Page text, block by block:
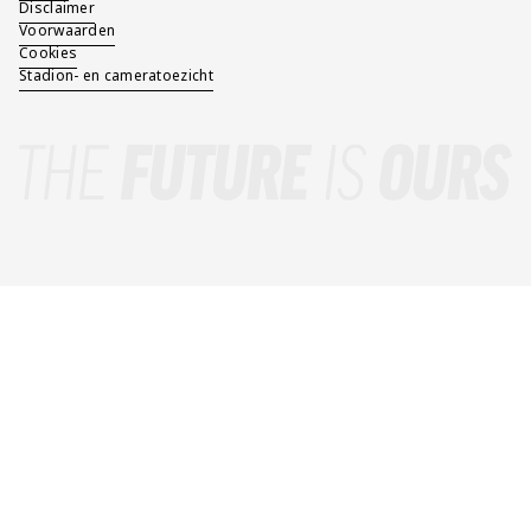
Disclaimer
Voorwaarden
Cookies
Stadion- en cameratoezicht